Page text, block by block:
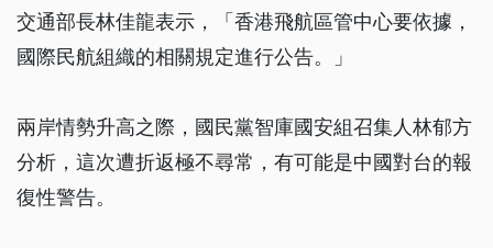
交通部長林佳龍表示，「香港飛航區管中心要依據，
國際民航組織的相關規定進行公告。」
兩岸情勢升高之際，國民黨智庫國安組召集人林郁方
分析，這次遭折返極不尋常，有可能是中國對台的報
復性警告。